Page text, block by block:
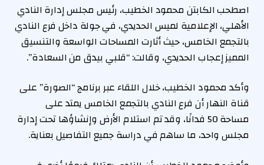
اصطحب الكابتن محمود الخطيب، رئيس مجلس إدارة النادي
الأهلي، الإعلامية لميس الحديدي، في جولة داخل فرع النادي
بالتجمع الخامس، حيث أثارت المساحات الواسعة والتنسيق
المميز إعجاب الحديدي، وقالت: “قلبي بيدق من السعادة”.
وأكد محمود الخطيب، خلال اللقاء عبر برنامج “الصورة” على
قناة النهار أن فرع النادي بالتجمع الخامس يمتد على
مساحة 50 فدانًا، وقد تم استلام الأرض وإنشاؤها تحت إدارة
مجلس واحد، ما ساهم في دراسة جميع التفاصيل بعناية.